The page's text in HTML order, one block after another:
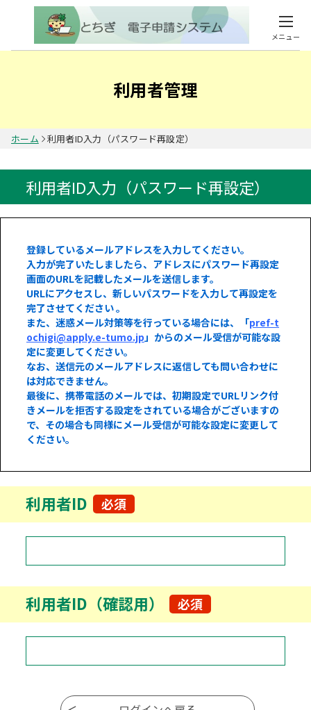
メニュー
利用者管理
ホーム 利用者ID入力（パスワード再設定）
利用者ID入力（パスワード再設定）
登録しているメールアドレスを入力してください。
入力が完了いたしましたら、アドレスにパスワード再設定
画面のURLを記載したメールを送信します。
URLにアクセスし、新しいパスワードを入力して再設定を
完了させてください 。
また、迷惑メール対策等を行っている場合には、「pref-t
ochigi@apply.e-tumo.jp」からのメール受信が可能な設
定に変更してください。
なお、送信元のメールアドレスに返信しても問い合わせに
は対応できません。
最後に、携帯電話のメールでは、初期設定でURLリンク付
きメールを拒否する設定をされている場合がございますの
で、その場合も同様にメール受信が可能な設定に変更して
ください。
利用者ID 必須
利用者ID（確認用） 必須